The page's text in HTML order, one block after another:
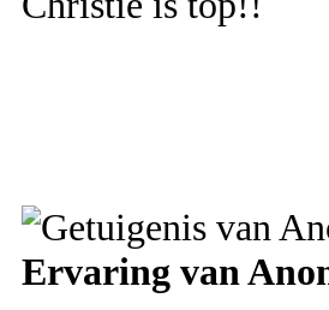
Ervaring van